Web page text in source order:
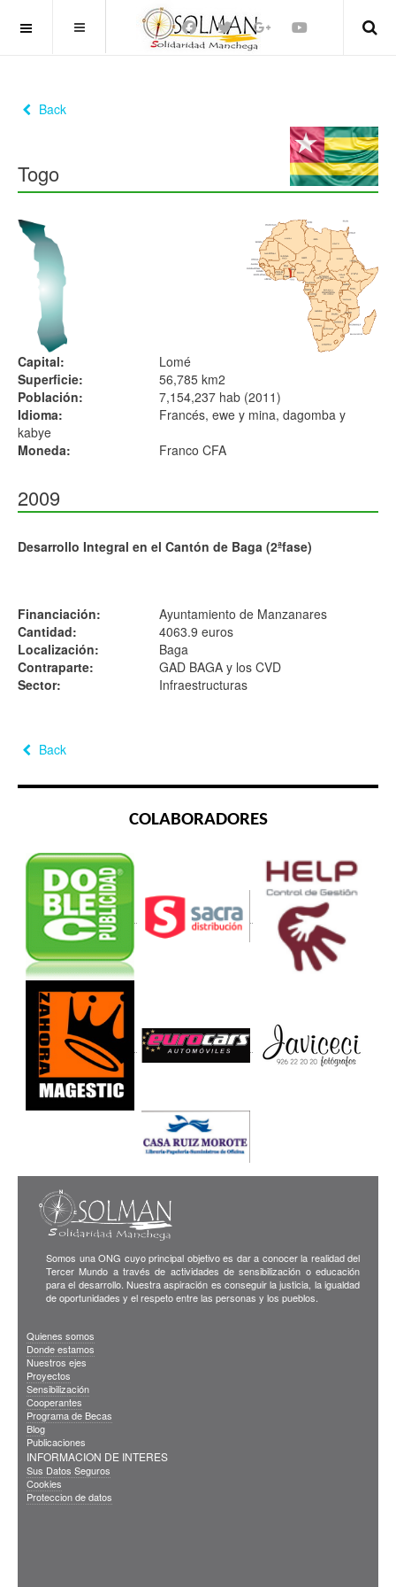
OFF CANVAS
Back
Togo
Capital:
Lomé
Superficie:
56,785 km2
Población:
7,154,237 hab (2011)
Idioma:
Francés, ewe y mina, dagomba y
kabye
Moneda:
Franco CFA
2009
Desarrollo Integral en el Cantón de Baga (2ªfase)
Financiación:
Ayuntamiento de Manzanares
Cantidad:
4063.9 euros
Localización:
Baga
Contraparte:
GAD BAGA y los CVD
Sector:
Infraestructuras
Back
COLABORADORES
Somos una ONG cuyo principal objetivo es dar a conocer la realidad del
Tercer Mundo a través de actividades de sensibilización o educación
para el desarrollo. Nuestra aspiración es conseguir la justicia, la igualdad
de oportunidades y el respeto entre las personas y los pueblos.
Quienes somos
Donde estamos
Nuestros ejes
Proyectos
Sensibilización
Cooperantes
Programa de Becas
Blog
Publicaciones
INFORMACION DE INTERES
Sus Datos Seguros
Cookies
Proteccion de datos